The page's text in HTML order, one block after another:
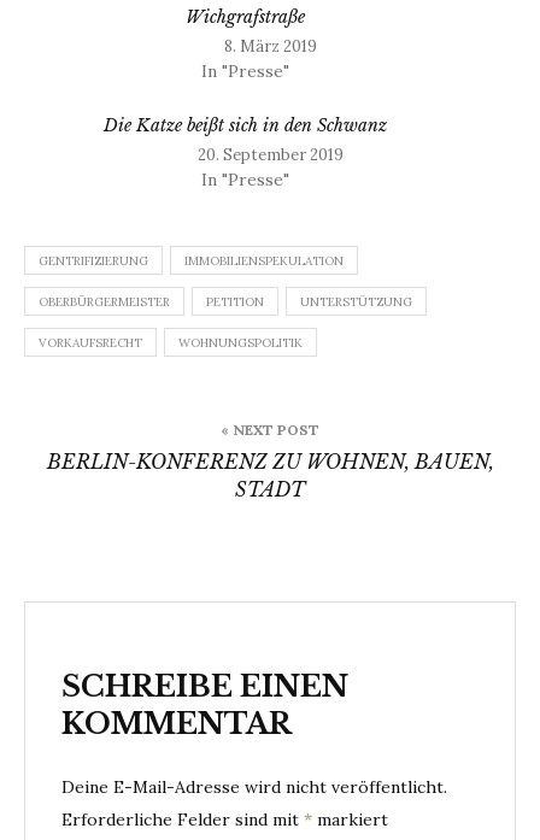
Wichgrafstraße
8. März 2019
In "Presse"
Die Katze beißt sich in den Schwanz
20. September 2019
In "Presse"
GENTRIFIZIERUNG IMMOBILIENSPEKULATION
OBERBÜRGERMEISTER PETITION UNTERSTÜTZUNG
VORKAUFSRECHT WOHNUNGSPOLITIK
« NEXT POST
BERLIN-KONFERENZ ZU WOHNEN, BAUEN,
STADT
SCHREIBE EINEN
KOMMENTAR
Deine E-Mail-Adresse wird nicht veröffentlicht.
Erforderliche Felder sind mit * markiert